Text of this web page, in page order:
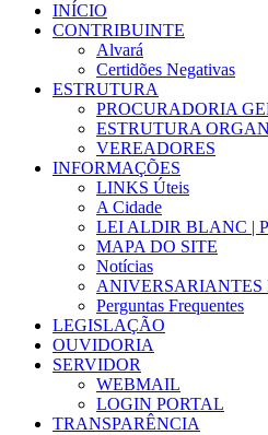
INÍCIO
CONTRIBUINTE
Alvará
Certidões Negativas
ESTRUTURA
PROCURADORIA
ESTRUTURA
VEREADORES
INFORMAÇÕES
LINKS Úteis
A Cidade
LEI ALDIR BLANC |
MAPA DO SITE
Notícias
ANIVERSARIANTES
Perguntas Frequentes
LEGISLAÇÃO
OUVIDORIA
SERVIDOR
WEBMAIL
LOGIN PORTAL
TRANSPARÊNCIA